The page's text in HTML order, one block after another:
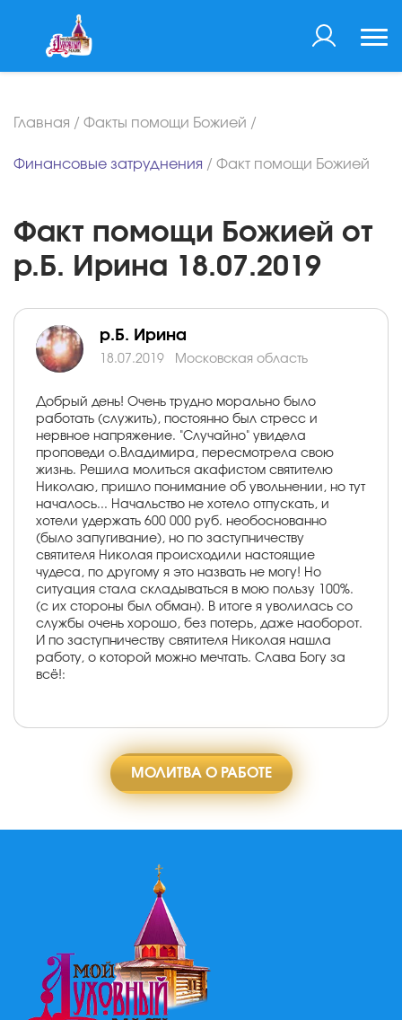
Главная / Факты помощи Божией /
Финансовые затруднения / Факт помощи Божией
Факт помощи Божией от
р.Б. Ирина 18.07.2019
р.Б. Ирина
18.07.2019 Московская область
Добрый день! Очень трудно морально было
работать (служить), постоянно был стресс и
нервное напряжение. "Случайно" увидела
проповеди о.Владимира, пересмотрела свою
жизнь. Решила молиться акафистом святителю
Николаю, пришло понимание об увольнении, но тут
началось... Начальство не хотело отпускать, и
хотели удержать 600 000 руб. необоснованно
(было запугивание), но по заступничеству
святителя Николая происходили настоящие
чудеса, по другому я это назвать не могу! Но
ситуация стала складываться в мою пользу 100%.
(с их стороны был обман). В итоге я уволилась со
службы очень хорошо, без потерь, даже наоборот.
И по заступничеству святителя Николая нашла
работу, о которой можно мечтать. Слава Богу за
всё!:
МОЛИТВА О РАБОТЕ